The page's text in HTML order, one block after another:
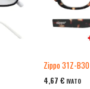
Zippo 31Z-B30
4,67 € IVATO